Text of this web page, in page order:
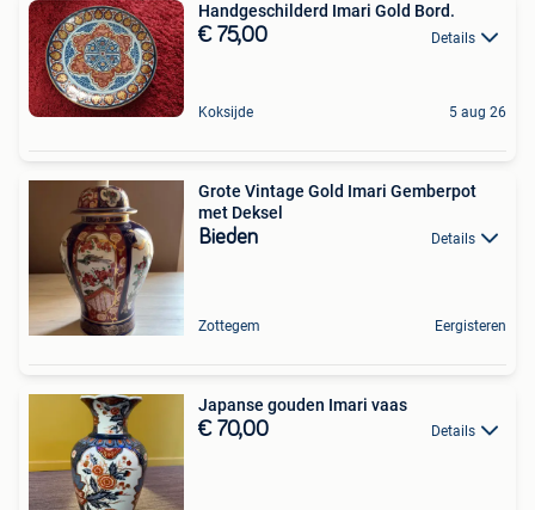
Handgeschilderd Imari Gold Bord.
€ 75,00 Details
Koksijde 5 aug 26
Grote Vintage Gold Imari Gemberpot
met Deksel
Bieden Details
Zottegem Eergisteren
Japanse gouden Imari vaas
€ 70,00 Details